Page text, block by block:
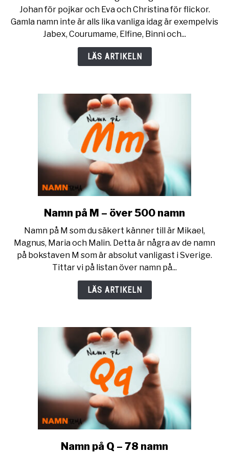
:
314
gamla
pojknamn
Johan för pojkar och Eva och Christina för flickor.
Gamla namn inte är alls lika vanliga idag är exempelvis
Jabex, Courumame, Elfine, Binni och...
LÄS ARTIKELN
link
Namn
på
M
–
över
500
Namn på M – över 500 namn
Namn på M som du säkert känner till är Mikael,
Magnus, Maria och Malin. Detta är några av de namn
på bokstaven M som är absolut vanligast i Sverige.
Tittar vi på listan över namn på...
LÄS ARTIKELN
link
Namn på Q – 78 namn